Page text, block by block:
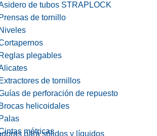
de tubos STRAPLOCK
Prensas de tornillo
Niveles
Reglas plegables
Extractores de tornillos
de perforación de repuesto
Brocas helicoidales
Palas
métricas
para sólidos y líquidos